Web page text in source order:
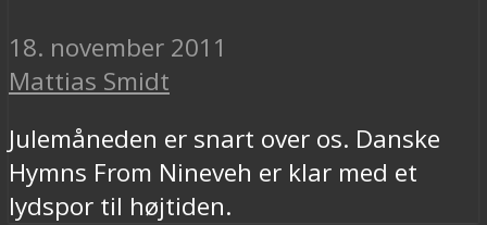
18. november 2011
Mattias Smidt
Julemåneden er snart over os. Danske
Hymns From Nineveh er klar med et
lydspor til højtiden.